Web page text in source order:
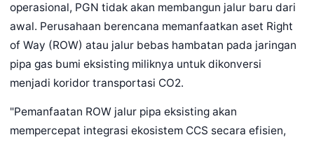
operasional, PGN tidak akan membangun jalur baru dari
awal. Perusahaan berencana memanfaatkan aset Right
of Way (ROW) atau jalur bebas hambatan pada jaringan
pipa gas bumi eksisting miliknya untuk dikonversi
menjadi koridor transportasi CO2.
"Pemanfaatan ROW jalur pipa eksisting akan
mempercepat integrasi ekosistem CCS secara efisien,